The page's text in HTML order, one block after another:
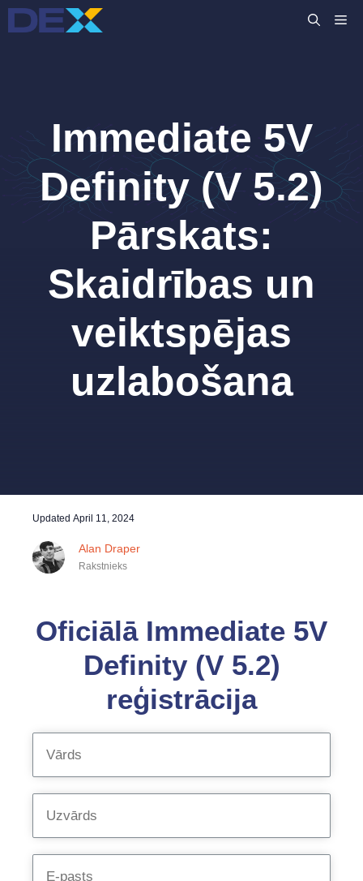
Skip
to
Immediate 5V
Definity (V 5.2)
Pārskats:
Skaidrības un
veiktspējas
uzlabošana
Updated April 11, 2024
Alan Draper
Rakstnieks
Oficiālā Immediate 5V
Definity (V 5.2)
reģistrācija